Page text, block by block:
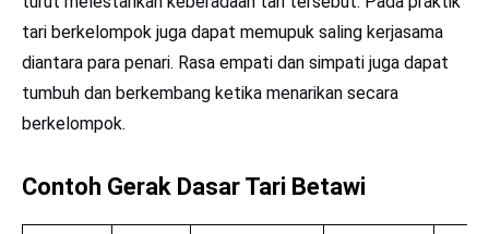
tari berkelompok juga dapat memupuk saling kerjasama
diantara para penari. Rasa empati dan simpati juga dapat
tumbuh dan berkembang ketika menarikan secara
berkelompok.
Contoh Gerak Dasar Tari Betawi